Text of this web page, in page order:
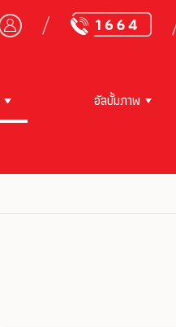
อัลบั้มภาพ